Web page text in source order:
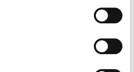
Floppy è morto. Addio